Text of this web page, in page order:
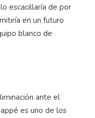
escacillaría de por
en un futuro
blanco de
ante el
es uno de los